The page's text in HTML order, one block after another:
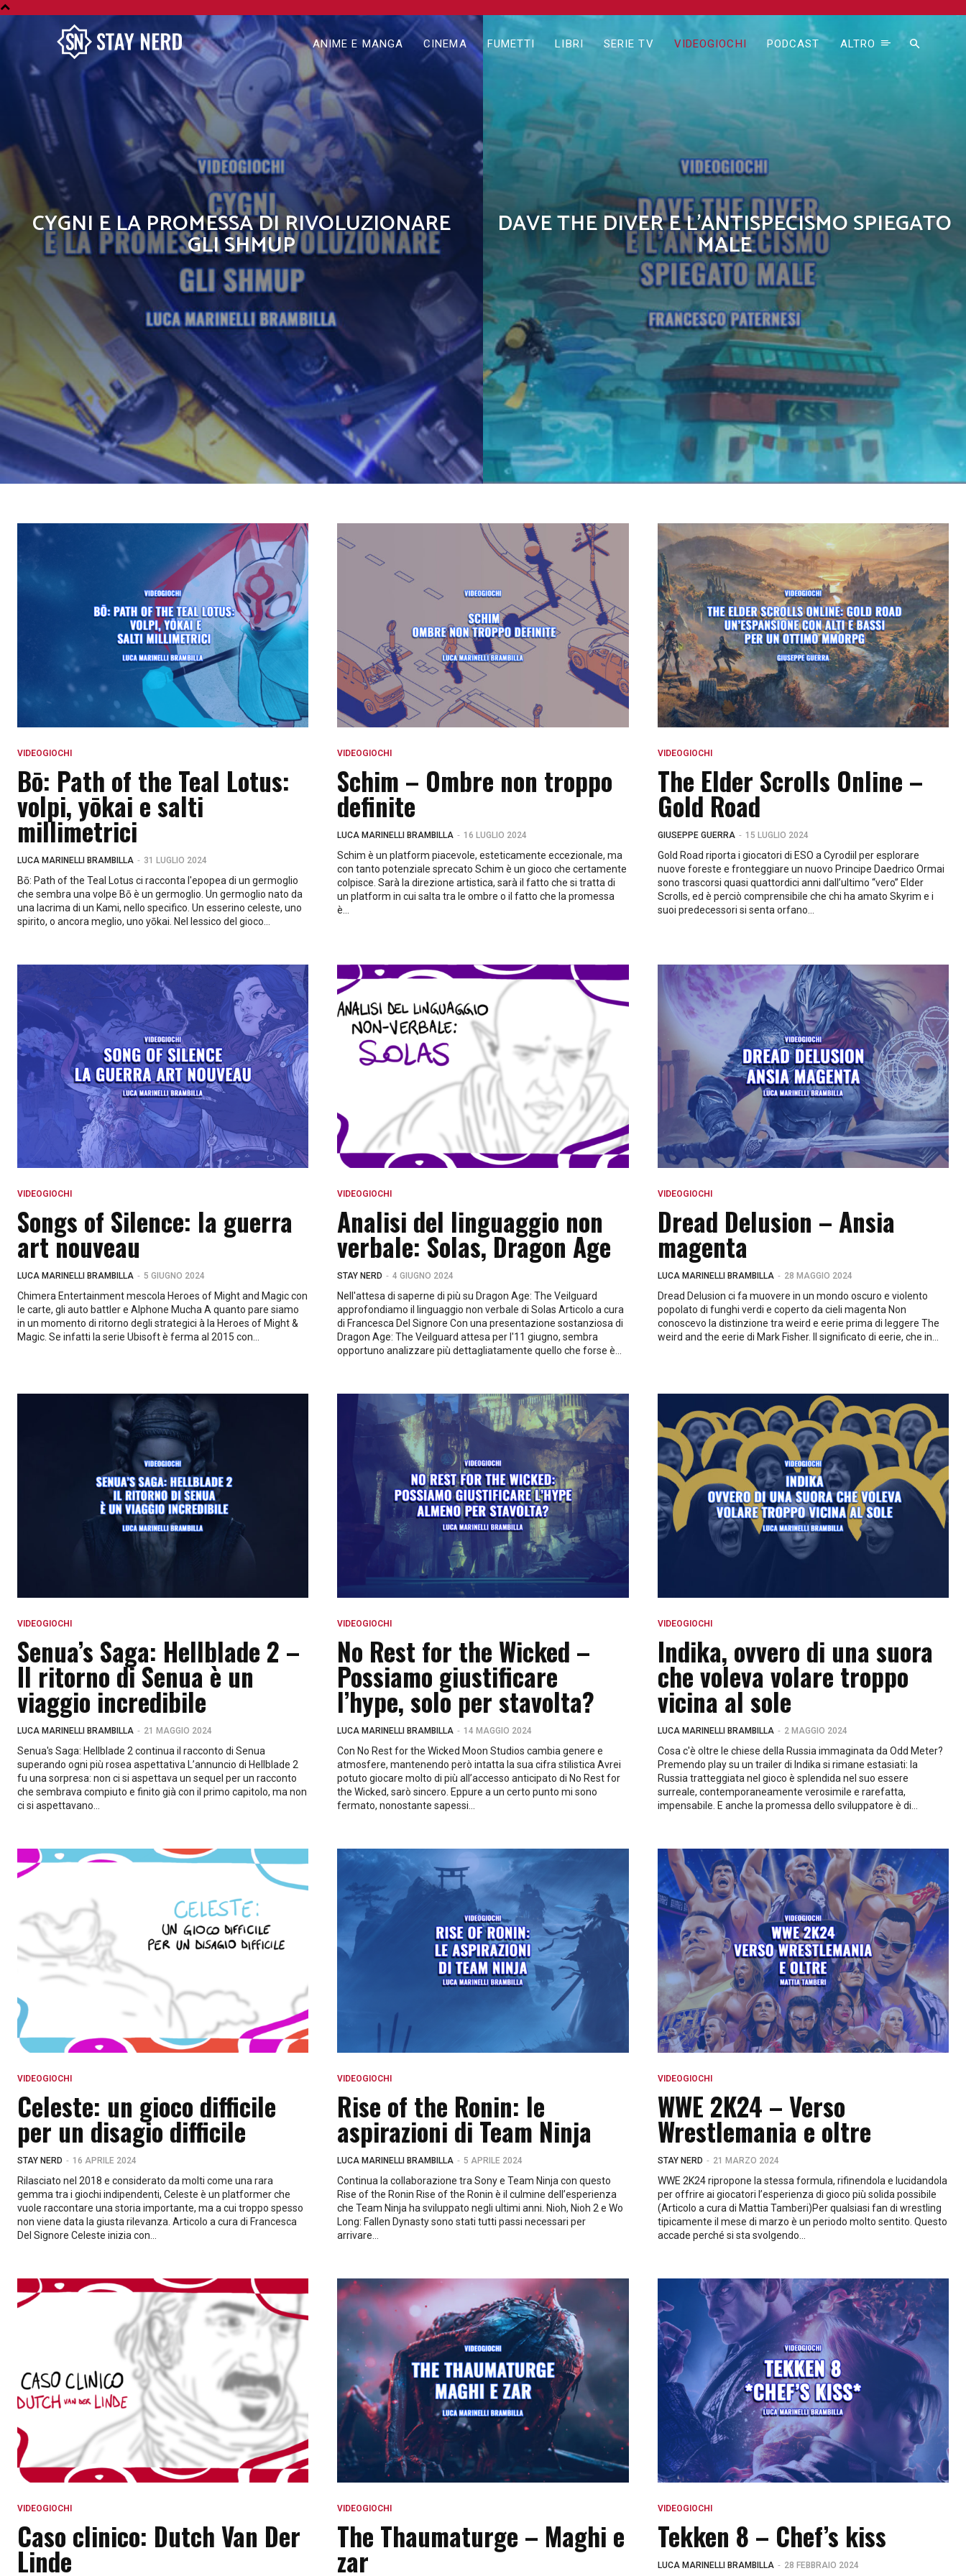
ANIME E MANGA CINEMA FUMETTI LIBRI SERIE TV VIDEOGIOCHI PODCAST ALTRO
CYGNI E LA PROMESSA DI RIVOLUZIONARE
GLI SHMUP
DAVE THE DIVER E L’ANTISPECISMO SPIEGATO
MALE
VIDEOGIOCHI
Bō: Path of the Teal Lotus:
volpi, yōkai e salti
millimetrici
LUCA MARINELLI BRAMBILLA - 31 LUGLIO 2024
Bō: Path of the Teal Lotus ci racconta l'epopea di un germoglio
che sembra una volpe Bō è un germoglio. Un germoglio nato da
una lacrima di un Kami, nello specifico. Un esserino celeste, uno
spirito, o ancora meglio, uno yōkai. Nel lessico del gioco...
VIDEOGIOCHI
Schim – Ombre non troppo
definite
LUCA MARINELLI BRAMBILLA - 16 LUGLIO 2024
Schim è un platform piacevole, esteticamente eccezionale, ma
con tanto potenziale sprecato Schim è un gioco che certamente
colpisce. Sarà la direzione artistica, sarà il fatto che si tratta di
un platform in cui salta tra le ombre o il fatto che la promessa
è...
VIDEOGIOCHI
The Elder Scrolls Online –
Gold Road
GIUSEPPE GUERRA - 15 LUGLIO 2024
Gold Road riporta i giocatori di ESO a Cyrodiil per esplorare
nuove foreste e fronteggiare un nuovo Principe Daedrico Ormai
sono trascorsi quasi quattordici anni dall’ultimo “vero” Elder
Scrolls, ed è perciò comprensibile che chi ha amato Skyrim e i
suoi predecessori si senta orfano...
VIDEOGIOCHI
Songs of Silence: la guerra
art nouveau
LUCA MARINELLI BRAMBILLA - 5 GIUGNO 2024
Chimera Entertainment mescola Heroes of Might and Magic con
le carte, gli auto battler e Alphone Mucha A quanto pare siamo
in un momento di ritorno degli strategici à la Heroes of Might &
Magic. Se infatti la serie Ubisoft è ferma al 2015 con...
VIDEOGIOCHI
Analisi del linguaggio non
verbale: Solas, Dragon Age
STAY NERD - 4 GIUGNO 2024
Nell'attesa di saperne di più su Dragon Age: The Veilguard
approfondiamo il linguaggio non verbale di Solas Articolo a cura
di Francesca Del Signore Con una presentazione sostanziosa di
Dragon Age: The Veilguard attesa per l'11 giugno, sembra
opportuno analizzare più dettagliatamente quello che forse è...
VIDEOGIOCHI
Dread Delusion – Ansia
magenta
LUCA MARINELLI BRAMBILLA - 28 MAGGIO 2024
Dread Delusion ci fa muovere in un mondo oscuro e violento
popolato di funghi verdi e coperto da cieli magenta Non
conoscevo la distinzione tra weird e eerie prima di leggere The
weird and the eerie di Mark Fisher. Il significato di eerie, che in...
VIDEOGIOCHI
Senua’s Saga: Hellblade 2 –
Il ritorno di Senua è un
viaggio incredibile
LUCA MARINELLI BRAMBILLA - 21 MAGGIO 2024
Senua's Saga: Hellblade 2 continua il racconto di Senua
superando ogni più rosea aspettativa L’annuncio di Hellblade 2
fu una sorpresa: non ci si aspettava un sequel per un racconto
che sembrava compiuto e finito già con il primo capitolo, ma non
ci si aspettavano...
VIDEOGIOCHI
No Rest for the Wicked –
Possiamo giustificare
l’hype, solo per stavolta?
LUCA MARINELLI BRAMBILLA - 14 MAGGIO 2024
Con No Rest for the Wicked Moon Studios cambia genere e
atmosfere, mantenendo però intatta la sua cifra stilistica Avrei
potuto giocare molto di più all’accesso anticipato di No Rest for
the Wicked, sarò sincero. Eppure a un certo punto mi sono
fermato, nonostante sapessi...
VIDEOGIOCHI
Indika, ovvero di una suora
che voleva volare troppo
vicina al sole
LUCA MARINELLI BRAMBILLA - 2 MAGGIO 2024
Cosa c'è oltre le chiese della Russia immaginata da Odd Meter?
Premendo play su un trailer di Indika si rimane estasiati: la
Russia tratteggiata nel gioco è splendida nel suo essere
surreale, contemporaneamente verosimile e rarefatta,
impensabile. E anche la promessa dello sviluppatore è di...
VIDEOGIOCHI
Celeste: un gioco difficile
per un disagio difficile
STAY NERD - 16 APRILE 2024
Rilasciato nel 2018 e considerato da molti come una rara
gemma tra i giochi indipendenti, Celeste è un platformer che
vuole raccontare una storia importante, ma a cui troppo spesso
non viene data la giusta rilevanza. Articolo a cura di Francesca
Del Signore Celeste inizia con...
VIDEOGIOCHI
Rise of the Ronin: le
aspirazioni di Team Ninja
LUCA MARINELLI BRAMBILLA - 5 APRILE 2024
Continua la collaborazione tra Sony e Team Ninja con questo
Rise of the Ronin Rise of the Ronin è il culmine dell’esperienza
che Team Ninja ha sviluppato negli ultimi anni. Nioh, Nioh 2 e Wo
Long: Fallen Dynasty sono stati tutti passi necessari per
arrivare...
VIDEOGIOCHI
WWE 2K24 – Verso
Wrestlemania e oltre
STAY NERD - 21 MARZO 2024
WWE 2K24 ripropone la stessa formula, rifinendola e lucidandola
per offrire ai giocatori l’esperienza di gioco più solida possibile
(Articolo a cura di Mattia Tamberi)Per qualsiasi fan di wrestling
tipicamente il mese di marzo è un periodo molto sentito. Questo
accade perché si sta svolgendo...
VIDEOGIOCHI
Caso clinico: Dutch Van Der
Linde
VIDEOGIOCHI
The Thaumaturge – Maghi e
zar
VIDEOGIOCHI
Tekken 8 – Chef’s kiss
LUCA MARINELLI BRAMBILLA - 28 FEBBRAIO 2024